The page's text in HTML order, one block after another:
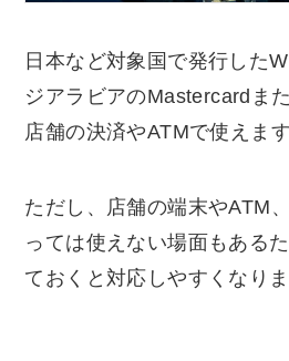
日本など対象国で発行した
ジアラビアのMastercardま
店舗の決済やATMで使えます
ただし、店舗の端末やATM
っては使えない場面もある
ておくと対応しやすくなりま